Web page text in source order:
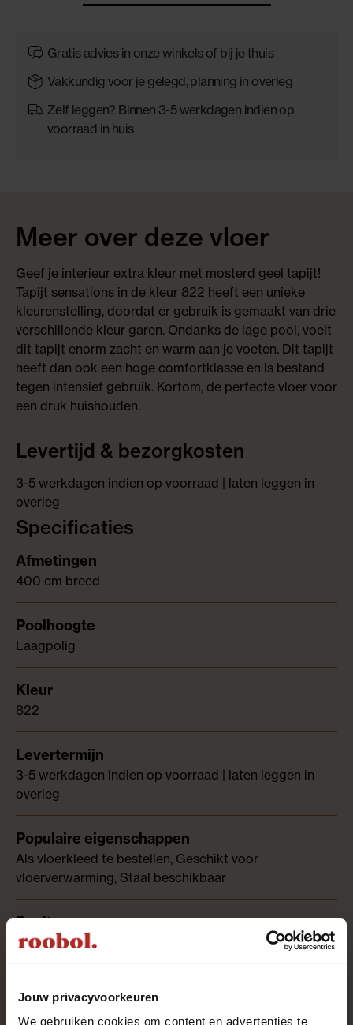
Jouw privacyvoorkeuren
We gebruiken cookies om content en advertenties te
Gratis advies in onze winkels of bij je thuis
Vakkundig voor je gelegd, planning in overleg
Zelf leggen? Binnen 3-5 werkdagen indien op
voorraad in huis
Meer over deze vloer
Geef je interieur extra kleur met mosterd geel tapijt!
Tapijt sensations in de kleur 822 heeft een unieke
kleurenstelling, doordat er gebruik is gemaakt van drie
verschillende kleur garen. Ondanks de lage pool, voelt
dit tapijt enorm zacht en warm aan je voeten. Dit tapijt
heeft dan ook een hoge comfortklasse en is bestand
tegen intensief gebruik. Kortom, de perfecte vloer voor
een druk huishouden.
Levertijd & bezorgkosten
3-5 werkdagen indien op voorraad | laten leggen in
overleg
Specificaties
400 cm breed
Laagpolig
822
3-5 werkdagen indien op voorraad | laten leggen in
overleg
Als vloerkleed te bestellen, Geschikt voor
vloerverwarming, Staal beschikbaar
Frisé
Action backing